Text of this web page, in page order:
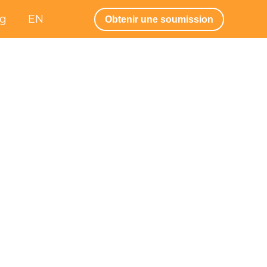
EN Obtenir une soumission